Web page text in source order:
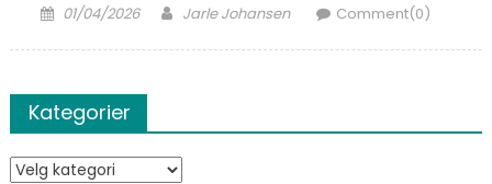
Posted on
01/04/2026 Author
Jarle Johansen Comment(0)
Kategorier
Kategorier